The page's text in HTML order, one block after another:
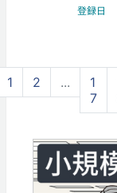
登録日
1 2 ...
1
7